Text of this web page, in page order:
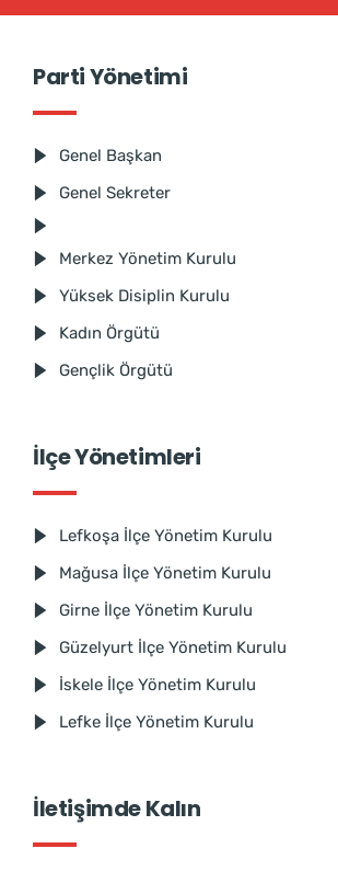
Parti Yönetimi
Genel Başkan
Genel Sekreter
Merkez Yönetim Kurulu
Yüksek Disiplin Kurulu
Kadın Örgütü
Gençlik Örgütü
İlçe Yönetimleri
Lefkoşa İlçe Yönetim Kurulu
Mağusa İlçe Yönetim Kurulu
Girne İlçe Yönetim Kurulu
Güzelyurt İlçe Yönetim Kurulu
İskele İlçe Yönetim Kurulu
Lefke İlçe Yönetim Kurulu
İletişimde Kalın